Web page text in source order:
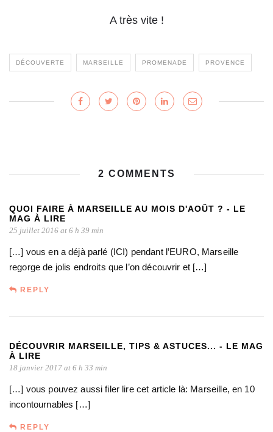
A très vite !
DÉCOUVERTE MARSEILLE PROMENADE PROVENCE
2 COMMENTS
QUOI FAIRE À MARSEILLE AU MOIS D'AOÛT ? - LE
MAG À LIRE
25 juillet 2016 at 6 h 39 min
[…] vous en a déjà parlé (ICI) pendant l’EURO, Marseille
regorge de jolis endroits que l’on découvrir et […]
REPLY
DÉCOUVRIR MARSEILLE, TIPS & ASTUCES... - LE MAG
À LIRE
18 janvier 2017 at 6 h 33 min
[…] vous pouvez aussi filer lire cet article là: Marseille, en 10
incontournables […]
REPLY